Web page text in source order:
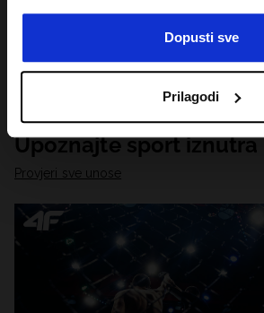
Dopusti sve
Prilagodi
Upoznajte sport iznutra
Provjeri sve unose